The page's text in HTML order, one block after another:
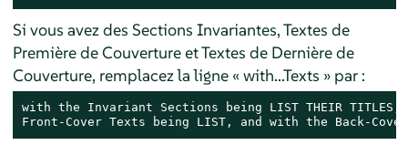
Si vous avez des Sections Invariantes, Textes de
Première de Couverture et Textes de Dernière de
Couverture, remplacez la ligne « with...Texts » par :
with the Invariant Sections being LIST THEIR
Front-Cover Texts being LIST, and with the Back-